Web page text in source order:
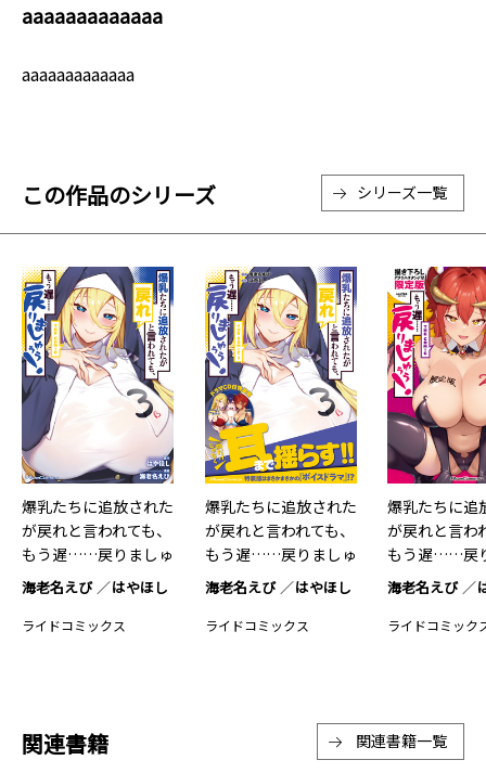
aaaaaaaaaaaaa
aaaaaaaaaaaaa
この作品のシリーズ シリーズ一覧
爆乳たちに追放された
が戻れと言われても、
もう遅……戻りましゅ
ぅぅ！…3
海老名えび はやほし
ライドコミックス
爆乳たちに追放された
が戻れと言われても、
もう遅……戻りましゅ
ぅぅ！…3
海老名えび はやほし
ライドコミックス
爆乳たちに追
が戻れと言わ
もう遅……戻
ぅぅ！…2
海老名えび
ライドコミック
関連書籍 関連書籍一覧